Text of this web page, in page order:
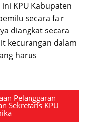
KPU Kabupaten
secara fair
diangkat secara
kecurangan dalam
harus
Pelanggaran
Sekretaris KPU